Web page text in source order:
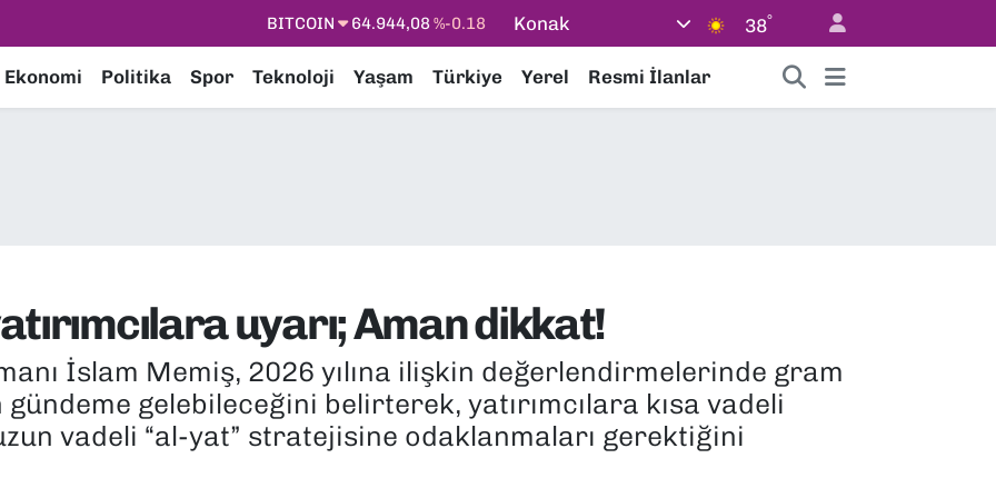
DOLAR 47,7436%0.18
STERLİN
64,4811%0.38
Konak 38°
Ekonomi Politika Spor Teknoloji Yaşam Türkiye Yerel Resmi İlanlar
uyarı; Aman dikkat!
İslam Memiş, 2026 yılına ilişkin değerlendirmelerinde gram
gelebileceğini belirterek, yatırımcılara kısa vadeli
vadeli “al-yat” stratejisine odaklanmaları gerektiğini